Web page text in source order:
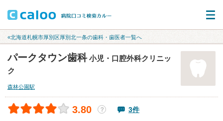
«北海道札幌市厚別区厚別北一条の歯科・歯医者一覧へ
パークタウン歯科小児・口腔外科クリニッ
ク
森林公園駅
3.80 ？ 3件